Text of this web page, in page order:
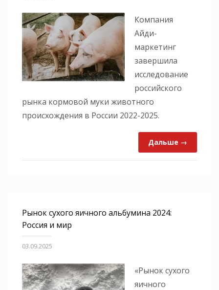
Компания
Айди-
маркетинг
завершила
исследование
российского
рынка кормовой муки животного
происхождения в России 2022-2025.
Дальше →
Рынок сухого яичного альбумина 2024:
Россия и мир
03.09.2025
«Рынок сухого
яичного